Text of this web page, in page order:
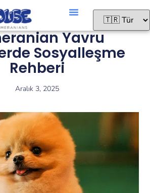
Yavru
Sosyalleşme
Rehberi
Aralık 3, 2025